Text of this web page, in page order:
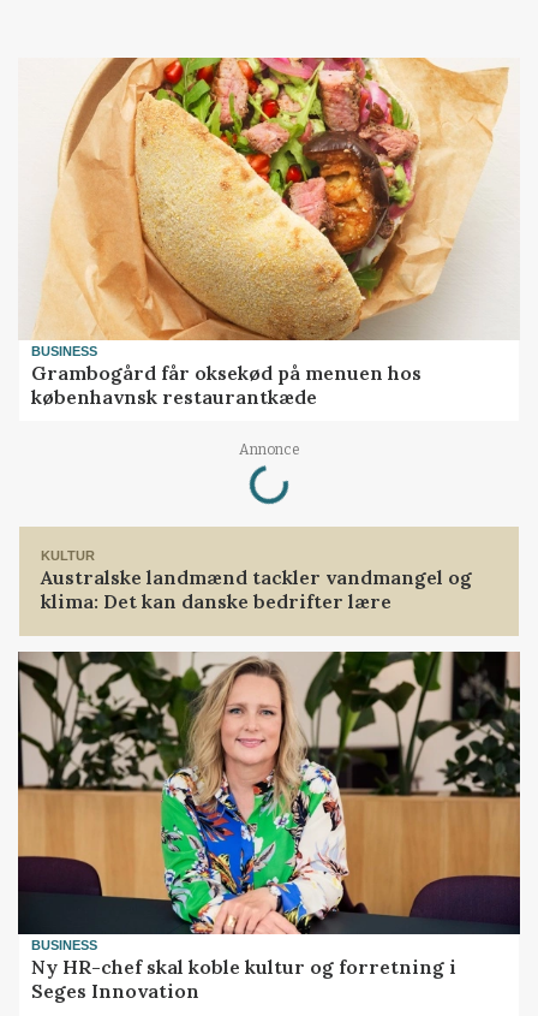
BUSINESS
Grambogård får oksekød på menuen hos
københavnsk restaurantkæde
Annonce
Loading...
KULTUR
Australske landmænd tackler vandmangel og
klima: Det kan danske bedrifter lære
BUSINESS
Ny HR-chef skal koble kultur og forretning i
Seges Innovation